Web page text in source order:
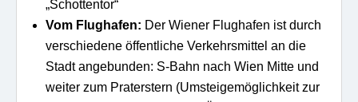
„Schottentor“
Vom Flughafen: Der Wiener Flughafen ist durch
verschiedene öffentliche Verkehrsmittel an die
Stadt angebunden: S-Bahn nach Wien Mitte und
weiter zum Praterstern (Umsteigemöglichkeit zur